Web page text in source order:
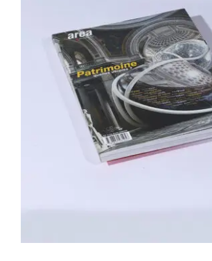
Area revue n°25 –
utopies?